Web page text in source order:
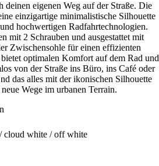
deinen eigenen Weg auf der Straße. Die
einzigartige minimalistische Silhouette
hochwertigen Radfahrtechnologien.
mit 2 Schrauben und ausgestattet mit
Zwischensohle für einen effizienten
optimalen Komfort auf dem Rad und
von der Straße ins Büro, ins Café oder
das alles mit der ikonischen Silhouette
Wege im urbanen Terrain.
cloud white / off white